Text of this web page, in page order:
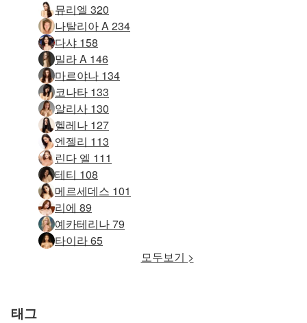
뮤리엘 320
나탈리아 A 234
다샤 158
밀라 A 146
마르야나 134
코나타 133
알리사 130
헬레나 127
엔젤리 113
린다 엘 111
테티 108
메르세데스 101
리에 89
예카테리나 79
타이라 65
모두보기 >
태그